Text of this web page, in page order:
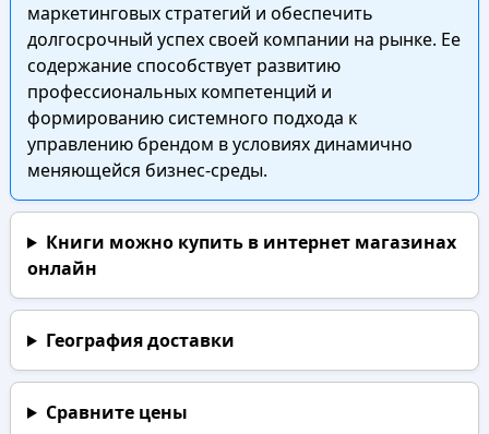
маркетинговых стратегий и обеспечить
долгосрочный успех своей компании на рынке. Ее
содержание способствует развитию
профессиональных компетенций и
формированию системного подхода к
управлению брендом в условиях динамично
меняющейся бизнес-среды.
Книги можно купить в интернет магазинах
онлайн
География доставки
Сравните цены